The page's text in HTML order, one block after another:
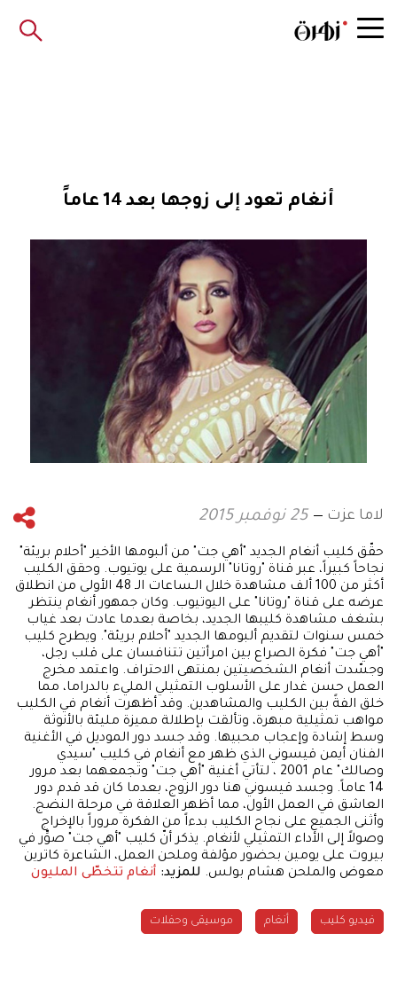
أنغام تعود إلى زوجها بعد 14 عاماً
لاما عزت 25 نوفمبر 2015
حقّق كليب أنغام الجديد "أهي جت" من ألبومها الأخير "أحلام بريئة"
نجاحاً كبيراً، عبر قناة "روتانا" الرسمية على يوتيوب. وحقق الكليب
أكثر من 100 ألف مشاهدة خلال الـساعات الـ 48 الأولى من انطلاق
عرضه على قناة "روتانا" على اليوتيوب. وكان جمهور أنغام ينتظر
بشغف مشاهدة كليبها الجديد، بخاصة بعدما عادت بعد غياب
خمس سنوات لتقديم ألبومها الجديد "أحلام بريئة". ويطرح كليب
"أهي جت" فكرة الصراع بين امرأتين تتنافسان على قلب رجل،
وجسّدت أنغام الشخصيتين بمنتهى الاحتراف. واعتمد مخرج
العمل حسن غدار على الأسلوب التمثيلي المليء بالدراما، مما
خلق الفةً بين الكليب والمشاهدين. وقد أظهرت أنغام في الكليب
مواهب تمثيلية مبهرة، وتألقت بإطلالة مميزة مليئة بالأنوثة
وسط إشادة وإعجاب محبيها. وقد جسد دور الموديل في الأغنية
الفنان أيمن قيسوني الذي ظهر مع أنغام في كليب "سيدي
وصالك" عام 2001 ، لتأتي أغنية "أهي جت" وتجمعهما بعد مرور
14 عاماً. وجسد قيسوني هنا دور الزوج، بعدما كان قد قدم دور
العاشق في العمل الأول، مما أظهر العلاقة في مرحلة النضج.
وأثنى الجميع على نجاح الكليب بدءاً من الفكرة مروراً بالإخراج
وصولاً إلى الأداء التمثيلي لأنغام. يذكر أنّ كليب "أهي جت" صوِّر في
بيروت على يومين بحضور مؤلفة وملحن العمل، الشاعرة كاترين
معوض والملحن هشام بولس. للمزيد: أنغام تتخطّى المليون
فيديو كليب أنغام موسيقى وحفلات